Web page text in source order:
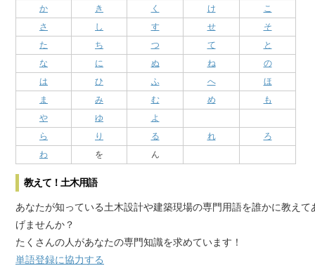
か
き く け
こ
さ
し す せ
そ
た
ち つ て
と
な
に ぬ ね
の
は
ひ ふ へ
ほ
ま
み む め
も
や
ゆ
よ
ら
り る れ
ろ
わ
を ん
教えて！土木用語
あなたが知っている土木設計や建築現場の専門用語を誰かに教えて
げませんか？
たくさんの人があなたの専門知識を求めています！
単語登録に協力する